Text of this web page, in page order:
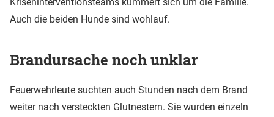
Auch die beiden Hunde sind wohlauf.
Brandursache noch unklar
Feuerwehrleute suchten auch Stunden nach dem Brand
weiter nach versteckten Glutnestern. Sie wurden einzeln